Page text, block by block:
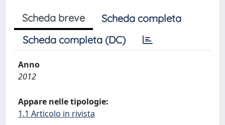
Scheda breve
Scheda completa
Scheda completa (DC)
Anno
2012
Appare nelle tipologie:
1.1 Articolo in rivista